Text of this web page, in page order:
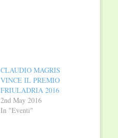
CLAUDIO MAGRIS
VINCE IL PREMIO
FRIULADRIA 2016
2nd May 2016
In "Eventi"